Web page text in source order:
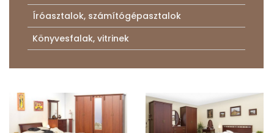
Íróasztalok, számítógépasztalok
Könyvesfalak, vitrinek